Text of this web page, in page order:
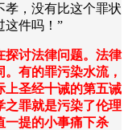
孝，没有比这个罪状
件吗！ ”
探讨法律问题。法律
有的罪污染水流，
上圣经十诫的第五诫
之罪就是污染了伦理
一提的小事痛下杀